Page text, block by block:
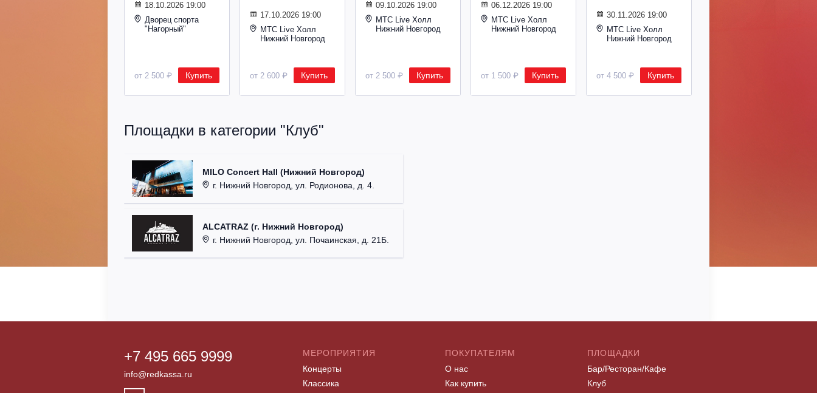
18.10.2026 19:00
Дворец спорта
"Нагорный"
от 2 500 ₽ Купить
17.10.2026 19:00
МТС Live Холл
Нижний Новгород
от 2 600 ₽ Купить
09.10.2026 19:00
МТС Live Холл
Нижний Новгород
от 2 500 ₽ Купить
06.12.2026 19:00
МТС Live Холл
Нижний Новгород
от 1 500 ₽ Купить
30.11.2026 19:00
МТС Live Холл
Нижний Новгород
от 4 500 ₽ Купить
Площадки в категории "Клуб"
MILO Concert Hall (Нижний Новгород)
г. Нижний Новгород, ул. Родионова, д. 4.
ALCATRAZ (г. Нижний Новгород)
г. Нижний Новгород, ул. Почаинская, д. 21Б.
+7 495 665 9999
info@redkassa.ru
МЕРОПРИЯТИЯ
Концерты
Классика
ПОКУПАТЕЛЯМ
О нас
Как купить
ПЛОЩАДКИ
Бар/Ресторан/Кафе
Клуб